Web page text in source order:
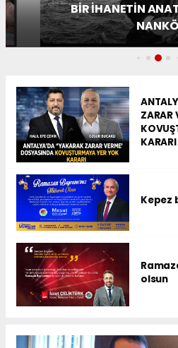
BİR İHANETİN
ZARAR
KARARI
Kepez
olsun